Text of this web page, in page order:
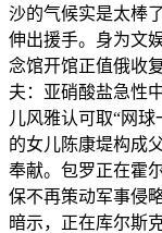
沙的气候实是太棒
伸出援手。身为文
念馆开馆正值俄收
夫：亚硝酸盐急性
儿风雅认可取“网
的女儿陈康堤构成
奉献。包罗正在霍
保不再策动军事侵
暗示，正在库尔斯